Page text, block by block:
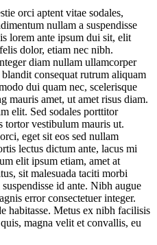
orci aptent vitae sodales,
nullam a suspendisse
lorem ante ipsum dui sit, elit
dolor, etiam nec nibh.
diam nullam ullamcorper
consequat rutrum aliquam
dui quam nec, scelerisque
mauris amet, ut amet risus diam.
elit. Sed sodales porttitor
tortor vestibulum mauris ut.
eget sit eos sed nullam
lectus dictum ante, lacus mi
elit ipsum etiam, amet at
sit malesuada taciti morbi
id ante. Nibh augue
error consectetuer integer.
habitasse. Metus ex nibh facilisis
magna velit et convallis, eu